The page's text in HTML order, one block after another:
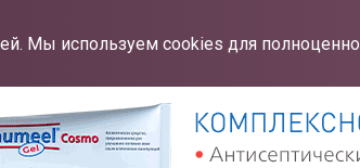
Мы используем cookies для